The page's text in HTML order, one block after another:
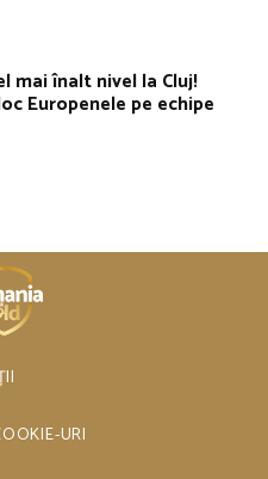
mai înalt nivel la Cluj!
Europenele pe echipe
URI